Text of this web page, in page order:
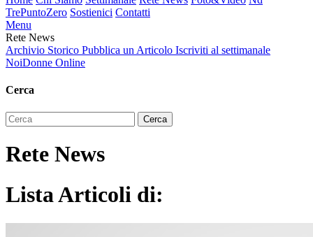
TrePuntoZero Sostienici Contatti
Menu
Rete News
Archivio Storico Pubblica un Articolo Iscriviti al settimanale
NoiDonne Online
Cerca
Rete News
Lista Articoli di: